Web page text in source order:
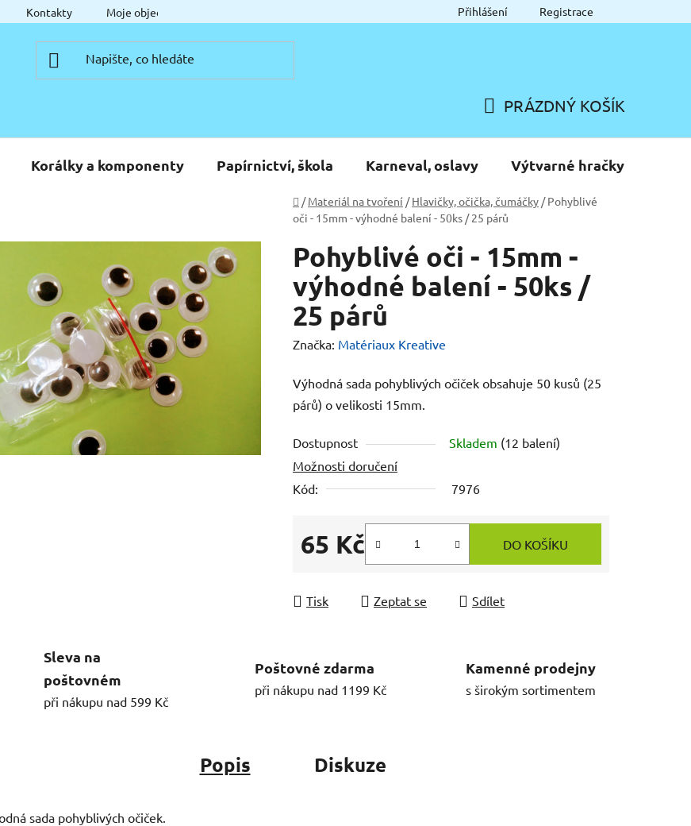
Kontakty Moje objednávka Přihlášení Registrace
KOŠÍK
PRÁZDNÝ KOŠÍK
Korálky a komponenty Papírnictví, škola Karneval, oslavy Výtvarné hračky
Domů
/ Materiál na tvoření / Hlavičky, očička, čumáčky / Pohyblivé
oči - 15mm - výhodné balení - 50ks / 25 párů
Pohyblivé oči - 15mm -
výhodné balení - 50ks /
25 párů
Značka: Matériaux Kreative
Výhodná sada pohyblivých očiček obsahuje 50 kusů (25
párů) o velikosti 15mm.
Dostupnost Skladem (12 balení)
Možnosti doručení
Kód:
7976
65 Kč
Měrná cena:
DO KOŠÍKU
Tisk Zeptat se Sdílet
Sleva na
poštovném
při nákupu nad 599 Kč
Poštovné zdarma
při nákupu nad 1199 Kč
Kamenné prodejny
s širokým sortimentem
Popis Diskuze
sada pohyblivých očiček.